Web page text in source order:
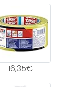
16,35€